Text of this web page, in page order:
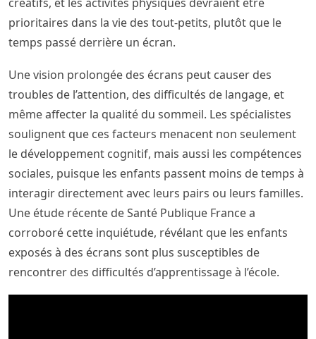
prioritaires dans la vie des tout-petits, plutôt que le
temps passé derrière un écran.
Une vision prolongée des écrans peut causer des
troubles de l’attention, des difficultés de langage, et
même affecter la qualité du sommeil. Les spécialistes
soulignent que ces facteurs menacent non seulement
le développement cognitif, mais aussi les compétences
sociales, puisque les enfants passent moins de temps à
interagir directement avec leurs pairs ou leurs familles.
Une étude récente de Santé Publique France a
corroboré cette inquiétude, révélant que les enfants
exposés à des écrans sont plus susceptibles de
rencontrer des difficultés d’apprentissage à l’école.